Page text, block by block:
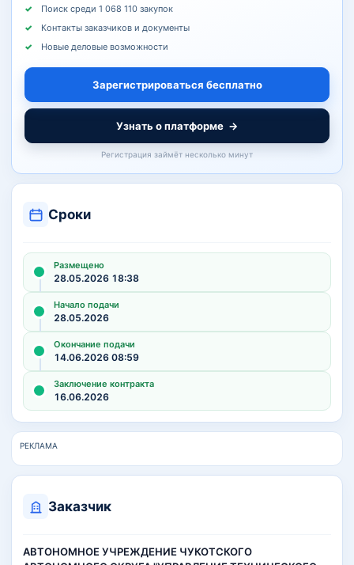
Поиск среди 1 068 110 закупок
Контакты заказчиков и документы
Новые деловые возможности
Зарегистрироваться бесплатно
Узнать о платформе →
Регистрация займёт несколько минут
Сроки
Размещено
28.05.2026 18:38
Начало подачи
28.05.2026
Окончание подачи
14.06.2026 08:59
Заключение контракта
16.06.2026
РЕКЛАМА
Заказчик
АВТОНОМНОЕ УЧРЕЖДЕНИЕ ЧУКОТСКОГО